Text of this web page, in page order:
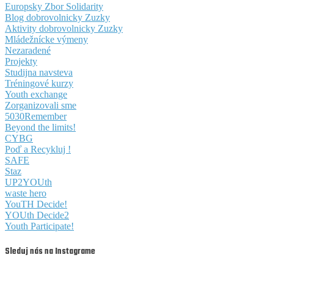
Europsky Zbor Solidarity
Blog dobrovolnicky Zuzky
Aktivity dobrovolnicky Zuzky
Mládežnícke výmeny
Nezaradené
Projekty
Studijna navsteva
Tréningové kurzy
Youth exchange
Zorganizovali sme
5030Remember
Beyond the limits!
CYBG
Poď a Recykluj !
SAFE
Staz
UP2YOUth
waste hero
YouTH Decide!
YOUth Decide2
Youth Participate!
Sleduj nás na Instagrame